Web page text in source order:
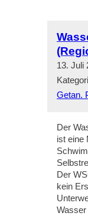
13. Juli
Getan.
Der
ist eine
Der
kein